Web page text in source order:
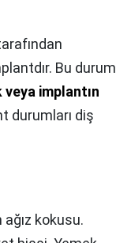
Bu durum
implantın
durumları diş
kokusu.